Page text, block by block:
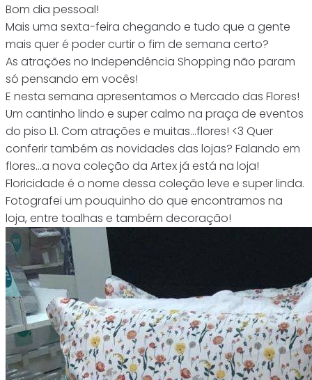
Bom dia pessoal!
Mais uma sexta-feira chegando e tudo que a gente
mais quer é poder curtir o fim de semana certo?
As atrações no Independência Shopping não param
só pensando em vocês!
E nesta semana apresentamos o Mercado das Flores!
Um cantinho lindo e super calmo na praça de eventos
do piso L1. Com atrações e muitas…flores! <3 Quer
conferir também as novidades das lojas? Falando em
flores...a nova coleção da Artex já está na loja!
Floricidade é o nome dessa coleção leve e super linda.
Fotografei um pouquinho do que encontramos na
loja, entre toalhas e também decoração!